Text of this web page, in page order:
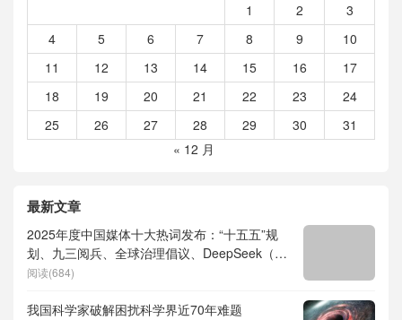
1
2
3
4
5 6 7 8 9
10
11
12 13 14 15 16
17
18
19 20 21 22 23
24
25
26 27 28 29 30
31
« 12 月
最新文章
2025年度中国媒体十大热词发布：“十五五”规
划、九三阅兵、全球治理倡议、DeepSeek（深
度求索）、人形机器人、苏超、票根经济、育
阅读(684)
我国科学家破解困扰科学界近70年难题